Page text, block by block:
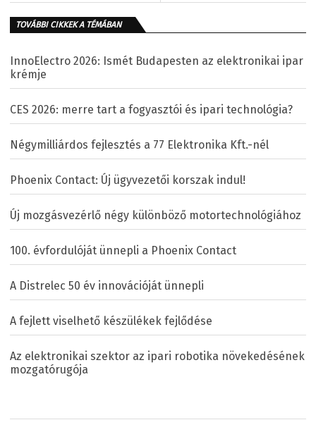
TOVÁBBI CIKKEK A TÉMÁBAN
InnoElectro 2026: Ismét Budapesten az elektronikai ipar
krémje
CES 2026: merre tart a fogyasztói és ipari technológia?
Négymilliárdos fejlesztés a 77 Elektronika Kft.-nél
Phoenix Contact: Új ügyvezetői korszak indul!
Új mozgásvezérlő négy különböző motortechnológiához
100. évfordulóját ünnepli a Phoenix Contact
A Distrelec 50 év innovációját ünnepli
A fejlett viselhető készülékek fejlődése
Az elektronikai szektor az ipari robotika növekedésének
mozgatórugója